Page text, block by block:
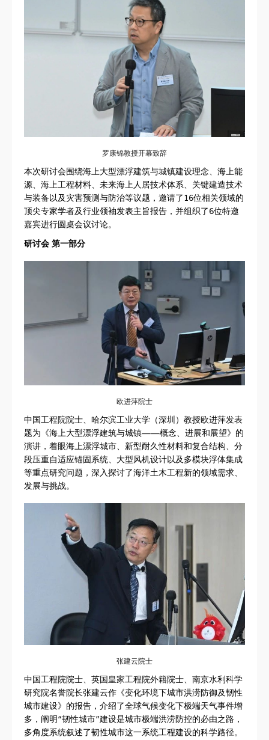
罗康锦教授开幕致辞
本次研讨会围绕海上大型漂浮建筑与城镇建设理念、海上能
源、海上工程材料、未来海上人居技术体系、关键建造技术
与装备以及灾害预测与防治等议题，邀请了16位相关领域的
顶尖专家学者及行业领袖发表主旨报告，并组织了6位特邀
嘉宾进行圆桌会议讨论。
研讨会 第一部分
欧进萍院士
中国工程院院士、哈尔滨工业大学（深圳）教授欧进萍发表
题为《海上大型漂浮建筑与城镇——概念、进展和展望》的
演讲，着眼海上漂浮城市、新型耐久性材料和复合结构、分
段压重自适应锚固系统、大型风机设计以及多模块浮体集成
等重点研究问题，深入探讨了海洋土木工程新的领域需求、
发展与挑战。
张建云院士
中国工程院院士、英国皇家工程院外籍院士、南京水利科学
研究院名誉院长张建云作《变化环境下城市洪涝防御及韧性
城市建设》的报告，介绍了全球气候变化下极端天气事件增
多，阐明“韧性城市”建设是城市极端洪涝防控的必由之路，
多角度系统叙述了韧性城市这一系统工程建设的科学路径。